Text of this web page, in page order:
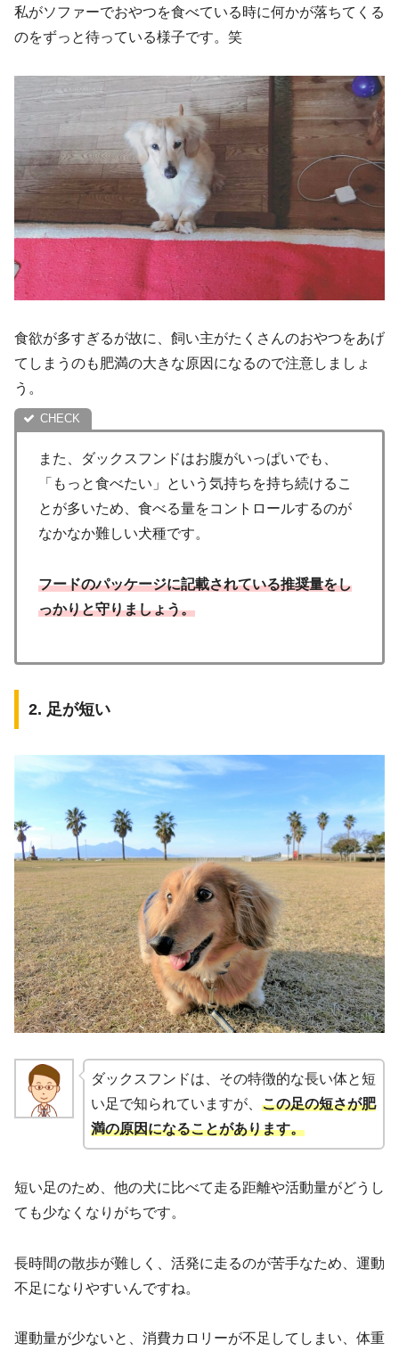
私がソファーでおやつを食べている時に何かが落ちてくる
のをずっと待っている様子です。笑
食欲が多すぎるが故に、飼い主がたくさんのおやつをあげ
てしまうのも肥満の大きな原因になるので注意しましょ
う。
また、ダックスフンドはお腹がいっぱいでも、
「もっと食べたい」という気持ちを持ち続けるこ
とが多いため、食べる量をコントロールするのが
なかなか難しい犬種です。
フードのパッケージに記載されている推奨量をし
っかりと守りましょう。
2. 足が短い
ダックスフンドは、その特徴的な長い体と短
い足で知られていますが、 この足の短さが肥
満の原因になることがあります。
短い足のため、他の犬に比べて走る距離や活動量がどうし
ても少なくなりがちです。
長時間の散歩が難しく、活発に走るのが苦手なため、運動
不足になりやすいんですね。
運動量が少ないと、消費カロリーが不足してしまい、体重